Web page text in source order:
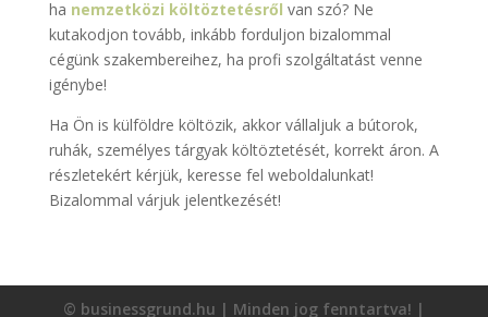
ha nemzetközi költöztetésről van szó? Ne
kutakodjon tovább, inkább forduljon bizalommal
cégünk szakembereihez, ha profi szolgáltatást venne
igénybe!
Ha Ön is külföldre költözik, akkor vállaljuk a bútorok,
ruhák, személyes tárgyak költöztetését, korrekt áron. A
részletekért kérjük, keresse fel weboldalunkat!
Bizalommal várjuk jelentkezését!
© businessgrund.hu | Minden jog fenntartva! |